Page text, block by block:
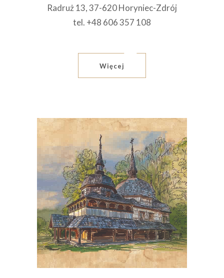
Radruż 13, 37-620 Horyniec-Zdrój
tel. +48 606 357 108
Więcej